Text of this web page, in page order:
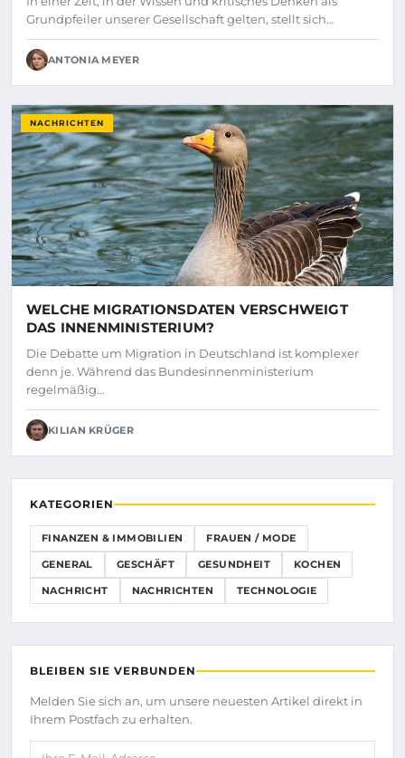
Grundpfeiler unserer Gesellschaft gelten, stellt sich…
ANTONIA MEYER
NACHRICHTEN
WELCHE MIGRATIONSDATEN VERSCHWEIGT
DAS INNENMINISTERIUM?
Die Debatte um Migration in Deutschland ist komplexer
denn je. Während das Bundesinnenministerium
regelmäßig…
KILIAN KRÜGER
KATEGORIEN
FINANZEN & IMMOBILIEN FRAUEN / MODE
GENERAL GESCHÄFT GESUNDHEIT KOCHEN
NACHRICHT NACHRICHTEN TECHNOLOGIE
BLEIBEN SIE VERBUNDEN
Melden Sie sich an, um unsere neuesten Artikel direkt in
Ihrem Postfach zu erhalten.
Ihre E-Mail-Adresse